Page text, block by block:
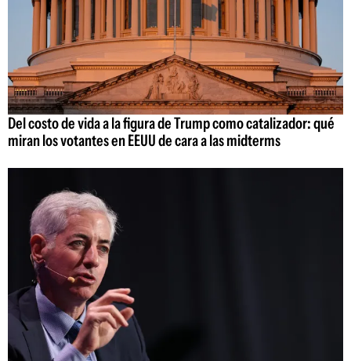
Del costo de vida a la figura de Trump como catalizador: qué
miran los votantes en EEUU de cara a las midterms